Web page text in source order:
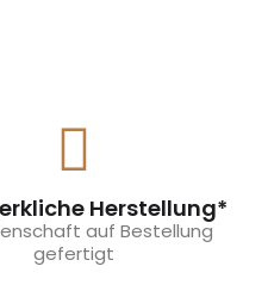
Herstellung*
auf Bestellung
gefertigt